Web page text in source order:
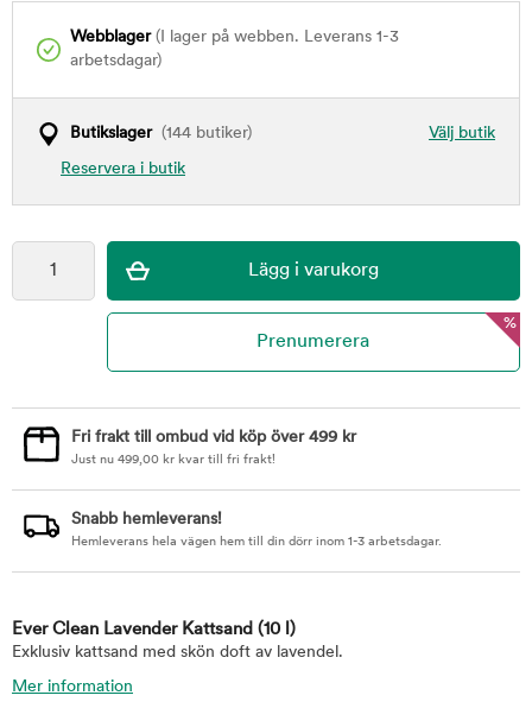
Webblager(I lager på webben. Leverans 1-3
arbetsdagar)
Välj butik
Butikslager(144 butiker)
Reservera i butik
%
Fri frakt till ombud vid köp över 499 kr
Just nu 499,00 kr kvar till fri frakt!
Snabb hemleverans!
Hemleverans hela vägen hem till din dörr inom 1-3 arbetsdagar.
Ever Clean Lavender Kattsand (10 l)
Exklusiv kattsand med skön doft av lavendel.
Mer information